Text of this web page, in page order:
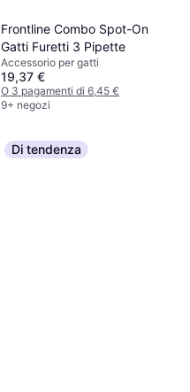
Frontline Combo Spot-On
Gatti Furetti 3 Pipette
Accessorio per gatti
19,37 €
O 3 pagamenti di 6,45 €
9+ negozi
Di tendenza